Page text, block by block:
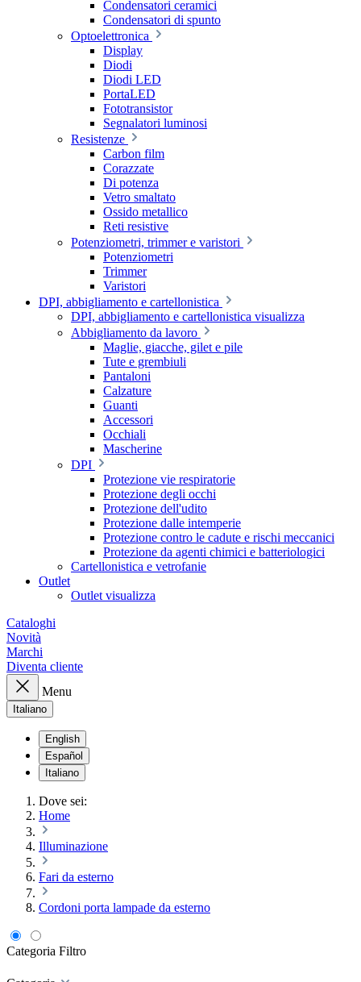
Condensatori ceramici
Condensatori di spunto
Optoelettronica
Display
Diodi
Diodi LED
PortaLED
Fototransistor
Segnalatori luminosi
Resistenze
Carbon film
Corazzate
Di potenza
Vetro smaltato
Ossido metallico
Reti resistive
Potenziometri, trimmer e varistori
Potenziometri
Trimmer
Varistori
DPI, abbigliamento e cartellonistica
DPI, abbigliamento e cartellonistica visualizza
Abbigliamento da lavoro
Maglie, giacche, gilet e pile
Tute e grembiuli
Pantaloni
Calzature
Guanti
Accessori
Occhiali
Mascherine
DPI
Protezione vie respiratorie
Protezione degli occhi
Protezione dell'udito
Protezione dalle intemperie
Protezione contro le cadute e rischi meccanici
Protezione da agenti chimici e batteriologici
Cartellonistica e vetrofanie
Outlet
Outlet visualizza
Cataloghi
Novità
Marchi
Diventa cliente
Menu
Italiano
English
Español
Italiano
Dove sei:
Home
Illuminazione
Fari da esterno
Cordoni porta lampade da esterno
Categoria Filtro